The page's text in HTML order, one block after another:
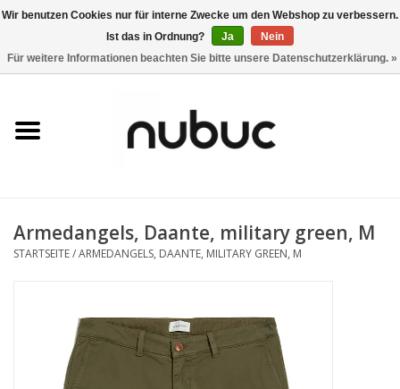
0 Artikel - CHF 0,00
Damen
Accessoires
Armedangels, Daante, military green, M
STARTSEITE/ARMEDANGELS, DAANTE, MILITARY GREEN, M
Wir benutzen Cookies nur für interne Zwecke um den Webshop zu verbessern.
Ist das in Ordnung?
Ja
Nein
Für weitere Informationen beachten Sie bitte unsere Datenschutzerklärung. »